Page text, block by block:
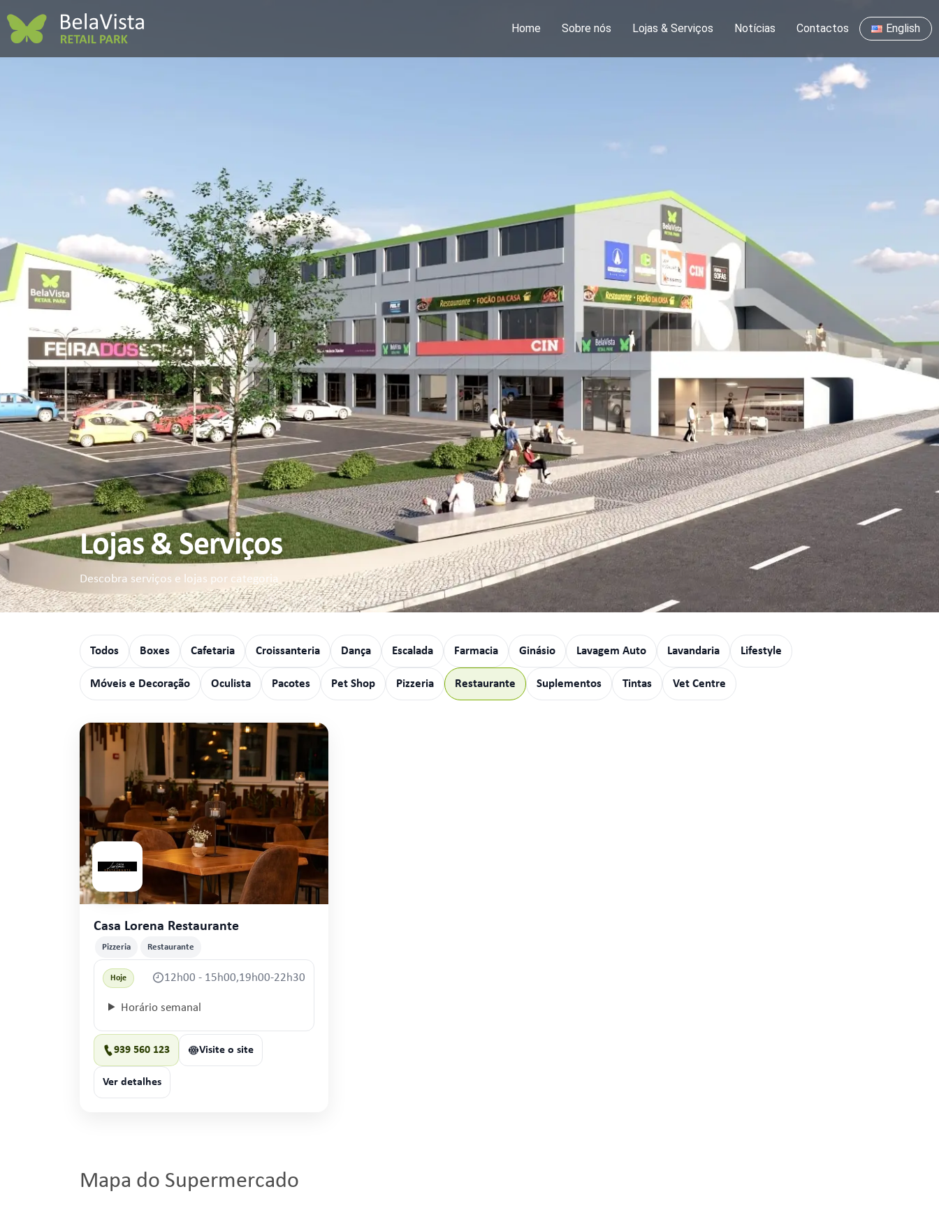
Home Sobre nós Lojas & Serviços Notícias Contactos English
Lojas & Serviços
Descobra serviços e lojas por categoria
Todos Boxes Cafetaria Croissanteria Dança Escalada Farmacia Ginásio Lavagem Auto Lavandaria Lifestyle
Móveis e Decoração Oculista Pacotes Pet Shop Pizzeria Restaurante Suplementos Tintas Vet Centre
Casa Lorena Restaurante
Pizzeria Restaurante
Hoje 12h00 - 15h00,19h00-22h30
Horário semanal
939 560 123 Visite o site
Ver detalhes
Mapa do Supermercado